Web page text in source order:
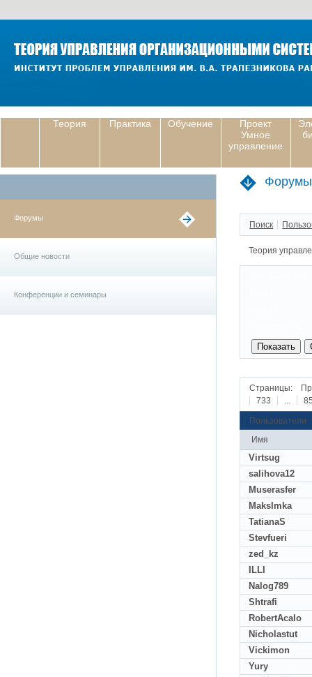
Теория Практика Обучение
Проект
Умное
управление
Форумы
Общие новости
Конференции и семинары
Поиск
Теория
Страницы:
733
...
Пользователи
Имя
Virtsug
salihova12
Muserasfer
MaksImka
TatianaS
Stevfueri
zed_kz
ILLI
Nalog789
Shtrafi
RobertAcalo
Nicholastut
Vickimon
Yury